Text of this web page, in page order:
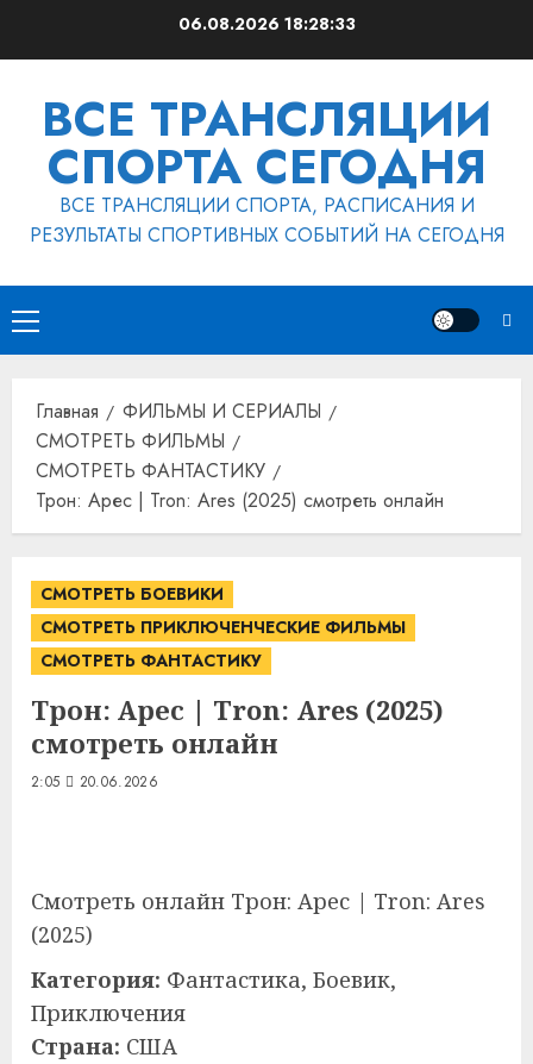
06.08.2026 18:28:34
ВСЕ ТРАНСЛЯЦИИ
СПОРТА СЕГОДНЯ
ВСЕ ТРАНСЛЯЦИИ СПОРТА, РАСПИСАНИЯ И
РЕЗУЛЬТАТЫ СПОРТИВНЫХ СОБЫТИЙ НА СЕГОДНЯ
Основное
меню
Главная
ФИЛЬМЫ И СЕРИАЛЫ
СМОТРЕТЬ ФИЛЬМЫ
СМОТРЕТЬ ФАНТАСТИКУ
Трон: Арес | Tron: Ares (2025) смотреть онлайн
СМОТРЕТЬ БОЕВИКИ
СМОТРЕТЬ ПРИКЛЮЧЕНЧЕСКИЕ ФИЛЬМЫ
СМОТРЕТЬ ФАНТАСТИКУ
Трон: Арес | Tron: Ares (2025)
смотреть онлайн
2:05 20.06.2026
Смотреть онлайн Трон: Арес | Tron: Ares
(2025)
Категория: Фантастика, Боевик,
Приключения
Страна: США